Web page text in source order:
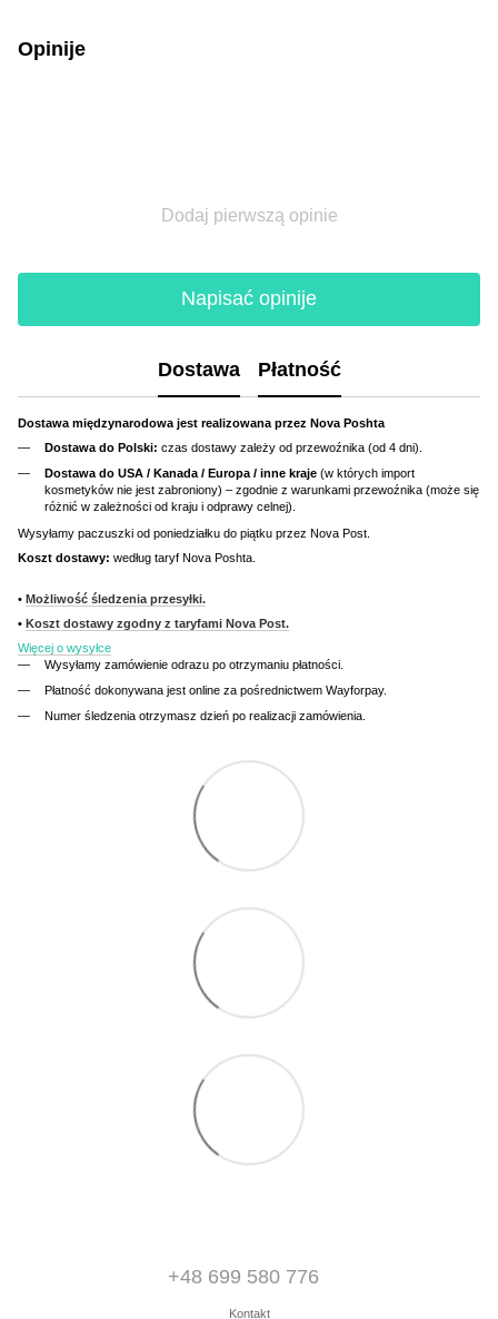
Opinije
Dodaj pierwszą opinie
Napisać opinije
Dostawa Płatność
Dostawa międzynarodowa jest realizowana przez Nova Poshta
Dostawa do Polski: czas dostawy zależy od przewoźnika (od 4 dni).
Dostawa do USA / Kanada / Europa / inne kraje (w których import
kosmetyków nie jest zabroniony) – zgodnie z warunkami przewoźnika (może się
różnić w zależności od kraju i odprawy celnej).
Wysyłamy paczuszki od poniedziałku do piątku przez Nova Post.
Koszt dostawy: według taryf Nova Poshta.
• Możliwość śledzenia przesyłki.
• Koszt dostawy zgodny z taryfami Nova Post.
Więcej o wysyłce
Wysyłamy zamówienie odrazu po otrzymaniu płatności.
Płatność dokonywana jest online za pośrednictwem Wayforpay.
Numer śledzenia otrzymasz dzień po realizacji zamówienia.
+48 699 580 776
Kontakt